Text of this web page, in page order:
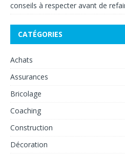
conseils à respecter avant de
CATÉGORIES
Achats
Assurances
Bricolage
Coaching
Construction
Décoration